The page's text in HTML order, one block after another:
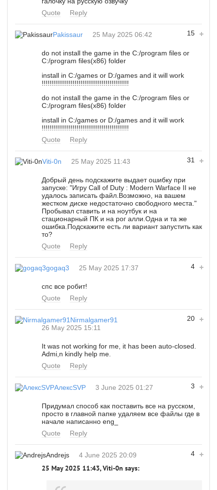
Quote
Reply
15
Pakissaur 25 May 2025 06:42
do not install the game in the C:/program files or
C:/program files(x86) folder
install in C:/games or D:/games and it will work
!!!!!!!!!!!!!!!!!!!!!!!!!!!!!!!!!!!!!!!!!!!!!
do not install the game in the C:/program files or
C:/program files(x86) folder
install in C:/games or D:/games and it will work
!!!!!!!!!!!!!!!!!!!!!!!!!!!!!!!!!!!!!!!!!!!!!
Quote
Reply
31
Viti-0n 25 May 2025 11:43
Добрый день подскажите выдает ошибку при
запуске: "Игру Call of Duty : Modern Warface II не
удалось записать файл.Возможно, на вашем
жестком диске недостаточно свободного места."
Пробывал ставить и на ноутбук и на
стационарный ПК и на рог алли.Одна и та же
ошибка.Подскажите есть ли вариант запустить как
то?
Quote
Reply
4
gogaq3 25 May 2025 17:37
спс все робит!
Quote
Reply
20
Nirmalgamer91
26 May 2025 15:11
It was not working for me, it has been auto-closed.
Admi,n kindly help me.
Quote
Reply
3
АлексSVP 3 June 2025 01:27
Придумал способ как поставить все на русском,
просто в главной папке удаляем все файлы где в
начале написанно eng_
Quote
Reply
4
Andrejs 4 June 2025 20:09
25 May 2025 11:43, Viti-0n says: